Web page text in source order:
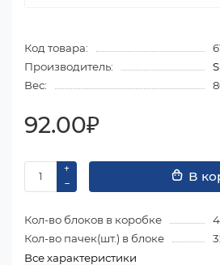
Код товара:
Производитель:
Вес:
92.00₽
В
Кол-во блоков в коробке
4
Кол-во пачек(шт.) в блоке
Все характеристики